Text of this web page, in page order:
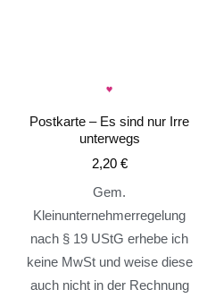
Postkarte – Es sind nur Irre
unterwegs
2,20 €
Gem.
Kleinunternehmerregelung
nach § 19 UStG erhebe ich
keine MwSt und weise diese
auch nicht in der Rechnung